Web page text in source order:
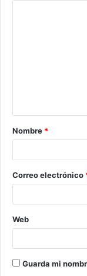
Nombre *
Correo electrónico
Web
Guarda mi